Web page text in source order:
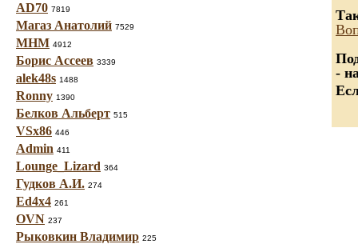
AD70 7819
Магаз Анатолий 7529
МНМ 4912
Борис Ассеев 3339
alek48s 1488
Ronny 1390
Белков Альберт 515
VSx86 446
Admin 411
Lounge_Lizard 364
Гудков А.И. 274
Ed4x4 261
OVN 237
Рыковкин Владимир 225
-